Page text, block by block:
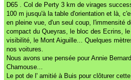
D65 . Col de Perty 3 km de virages
100 m jusqu'à la table d'orientation et là,
en pleine vue, d'un seul coup, l'immensité
compact du Queyras, le bloc des Ecrins,
visibilité, le Mont Aiguille... Quelques
nos voitures.
Nous avons une pensée pour Annie
Chamouse...
Le pot de l' amitié à Buis pour clôturer